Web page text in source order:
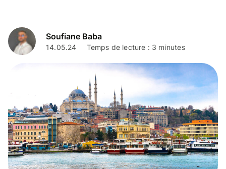
Soufiane Baba
14.05.24 Temps de lecture : 3 minutes